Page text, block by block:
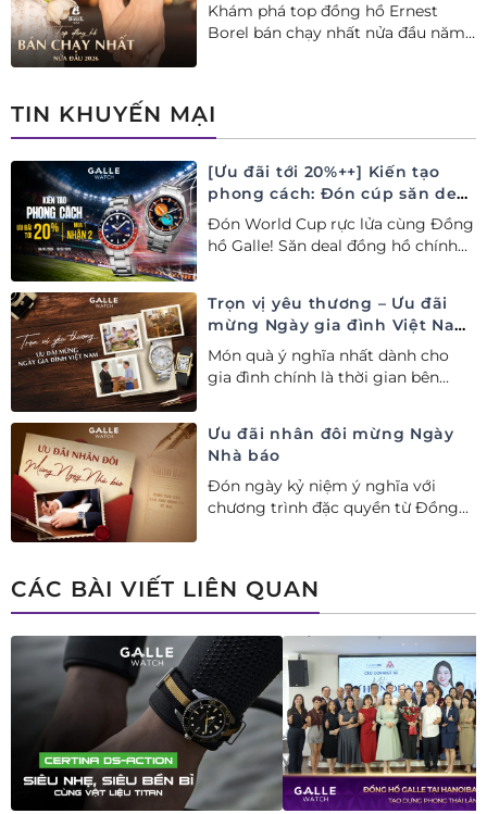
Khám phá top đồng hồ Ernest
Borel bán chạy nhất nửa đầu năm
TIN KHUYẾN MẠI
[Ưu đãi tới 20%++] Kiến tạo
phong cách: Đón cúp săn deal
– Siêu ưu đãi đồng hành cùng
World Cup
Đón World Cup rực lửa cùng Đồng
hồ Galle! Săn deal đồng hồ chính
Trọn vị yêu thương – Ưu đãi
mừng Ngày gia đình Việt Nam
28/06
Món quà ý nghĩa nhất dành cho
gia đình chính là thời gian bên
Gia đình Việt Nam.
Ưu đãi nhân đôi mừng Ngày
Nhà báo
Đón ngày kỷ niệm ý nghĩa với
chương trình đặc quyền từ Đồng
CÁC BÀI VIẾT LIÊN QUAN